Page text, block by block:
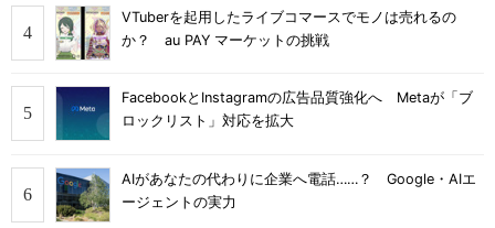
VTuberを起用したライブコマースでモノは売れるの
か？ au PAY マーケットの挑戦
FacebookとInstagramの広告品質強化へ Metaが「ブ
ロックリスト」対応を拡大
AIがあなたの代わりに企業へ電話……？ Google・AIエ
ージェントの実力